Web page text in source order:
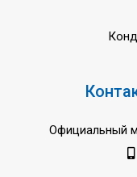
Официальный